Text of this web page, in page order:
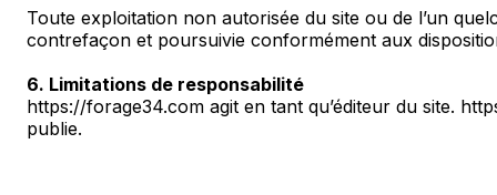
Toute exploitation non autorisée du site ou de l’un
contrefaçon et poursuivie conformément aux
6. Limitations de responsabilité
https://forage34.com agit en tant qu’éditeur du site.
publie.